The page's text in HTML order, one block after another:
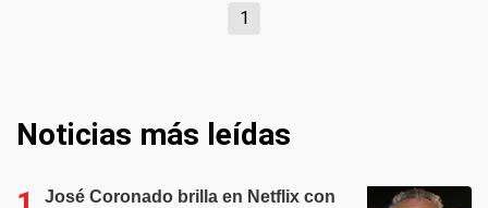
1
Noticias más leídas
José Coronado brilla en Netflix con